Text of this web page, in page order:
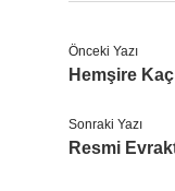
Önceki Yazı
Hemşire
Sonraki Yazı
Resmi